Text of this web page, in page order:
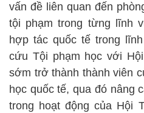
vấn đề liên quan đến
tội phạm trong từng lĩnh
hợp tác quốc tế trong
cứu Tội phạm học với
sớm trở thành thành viên
học quốc tế, qua đó nâng
trong hoạt động của Hội